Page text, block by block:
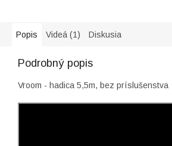
Popis Videá (1) Diskusia
Podrobný popis
Vroom - hadica 5,5m, bez príslušenstva